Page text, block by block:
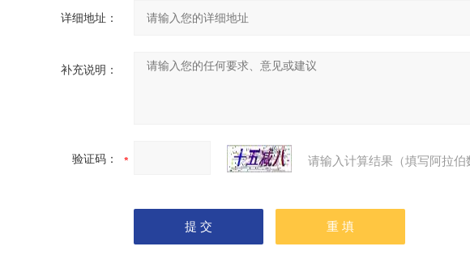
详细地址：
补充说明：
验证码： 请输入计算结果（填写阿拉